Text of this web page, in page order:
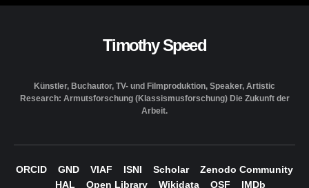
Timothy Speed
Künstler, Buchautor, TV- und Filmproduktion, Speaker, Artistic
Research: Armutsforschung (Klassismusforschung) Die Zukunft der
Arbeit.
ORCID GND VIAF ISNI Scholar
Zenodo Community
HAL
Open Library Wikidata OSF IMDb